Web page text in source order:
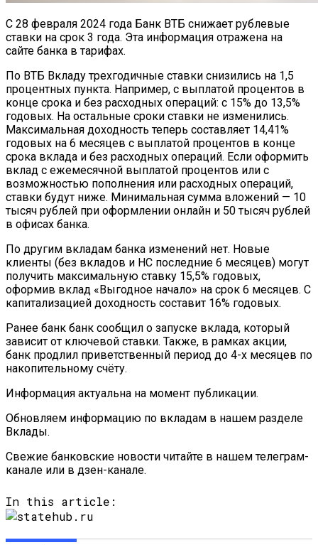
С 28 февраля 2024 года Банк ВТБ снижает рублевые
ставки на срок 3 года. Эта информация отражена на
сайте банка в тарифах.
По ВТБ Вкладу трехгодичные ставки снизились на 1,5
процентных пункта. Например, с выплатой процентов в
конце срока и без расходных операций: с 15% до 13,5%
годовых. На остальные сроки ставки не изменились.
Максимальная доходность теперь составляет 14,41%
годовых на 6 месяцев с выплатой процентов в конце
срока вклада и без расходных операций. Если оформить
вклад с ежемесячной выплатой процентов или с
возможностью пополнения или расходных операций,
ставки будут ниже. Минимальная сумма вложений — 10
тысяч рублей при оформлении онлайн и 50 тысяч рублей
в офисах банка.
По другим вкладам банка изменений нет. Новые
клиенты (без вкладов и НС последние 6 месяцев) могут
получить максимальную ставку 15,5% годовых,
оформив вклад «Выгодное начало» на срок 6 месяцев. С
капитализацией доходность составит 16% годовых.
Ранее банк банк сообщил о запуске вклада, который
зависит от ключевой ставки. Также, в рамках акции,
банк продлил приветственный период до 4-х месяцев по
накопительному счёту.
Информация актуальна на момент публикации.
Обновляем информацию по вкладам в нашем разделе
Вклады.
Свежие банковские новости читайте в нашем телеграм-
канале или в дзен-канале.
In this article: